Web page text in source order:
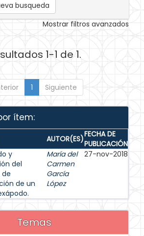
busqueda
Mostrar filtros avanzados
1-1 de 1.
1 Siguiente
ítem:
AUTOR(ES)FECHA DE
PUBLICACIÓN
y
del
de un
María del
Carmen
García
López
27-nov-2018
Temas